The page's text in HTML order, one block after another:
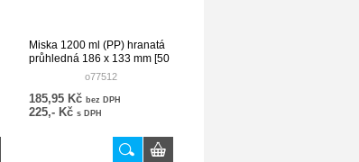
Miska 1200 ml (PP) hranatá
průhledná 186 x 133 mm [50
o77512
185,95 Kč bez DPH
225,- Kč s DPH